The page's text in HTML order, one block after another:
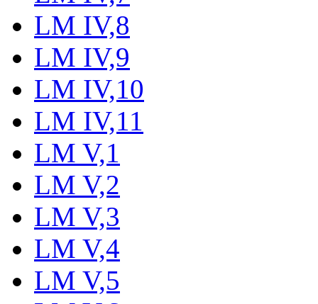
LM IV,8
LM IV,9
LM IV,10
LM IV,11
LM V,1
LM V,2
LM V,3
LM V,4
LM V,5